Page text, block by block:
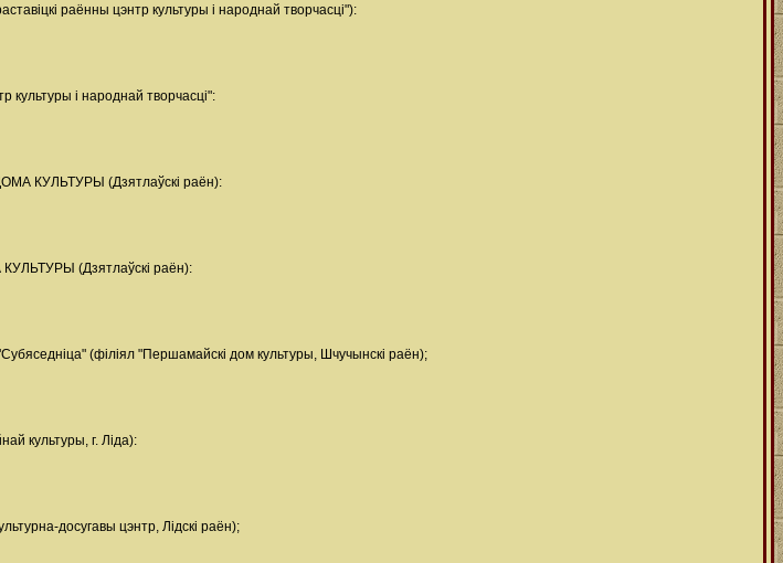
раённы цэнтр культуры і народнай творчасці"):
і народнай творчасці":
КУЛЬТУРЫ (Дзятлаўскі раён):
(Дзятлаўскі раён):
(філіял "Першамайскі дом культуры, Шчучынскі раён);
культуры, г. Ліда):
досугавы цэнтр, Лідскі раён);